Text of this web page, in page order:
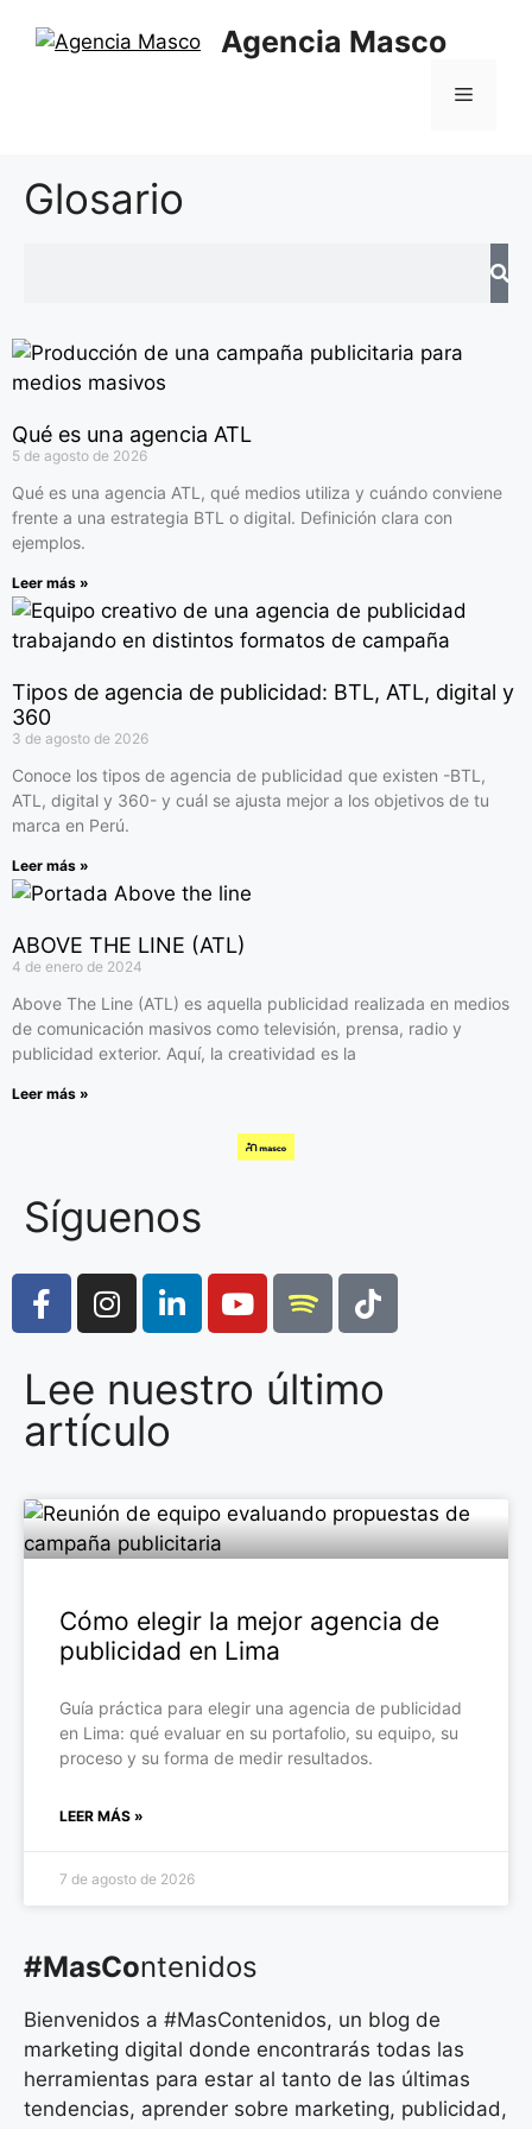
Agencia Masco
Glosario
Qué es una agencia ATL
5 de agosto de 2026
Qué es una agencia ATL, qué medios utiliza y cuándo conviene
frente a una estrategia BTL o digital. Definición clara con
ejemplos.
Leer más »
Tipos de agencia de publicidad: BTL, ATL, digital y
360
3 de agosto de 2026
Conoce los tipos de agencia de publicidad que existen -BTL,
ATL, digital y 360- y cuál se ajusta mejor a los objetivos de tu
marca en Perú.
Leer más »
ABOVE THE LINE (ATL)
4 de enero de 2024
Above The Line (ATL) es aquella publicidad realizada en medios
de comunicación masivos como televisión, prensa, radio y
publicidad exterior. Aquí, la creatividad es la
Leer más »
Síguenos
Lee nuestro último
artículo
Cómo elegir la mejor agencia de
publicidad en Lima
Guía práctica para elegir una agencia de publicidad
en Lima: qué evaluar en su portafolio, su equipo, su
proceso y su forma de medir resultados.
LEER MÁS »
7 de agosto de 2026
#MasContenidos
Bienvenidos a #MasContenidos, un blog de
marketing digital donde encontrarás todas las
herramientas para estar al tanto de las últimas
tendencias, aprender sobre marketing, publicidad,